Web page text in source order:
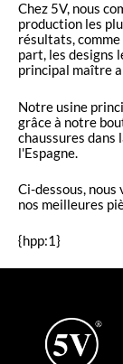
Chez 5V, nous
production les
résultats,
part, les designs
principal maître
Notre usine
grâce à notre
chaussures dans
l'Espagne.
Ci-dessous,
nos meilleures
{hpp:1}